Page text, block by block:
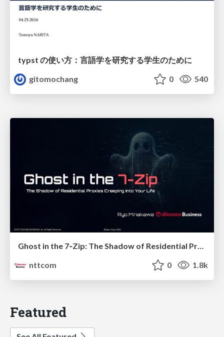
typst の使い方：言語学を研究する学生のために
gitomochang
0 540
Ghost in the 7‑Zip: The Shadow of Residential Proxies Creeping into Your Life
nttcom
0 1.8k
Featured